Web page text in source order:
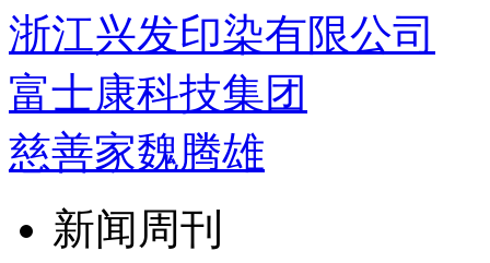
浙江兴发印染有限公司
富士康科技集团
慈善家魏腾雄
新闻周刊